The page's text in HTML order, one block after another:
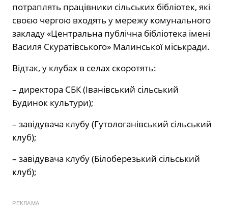
потраплять працівники сільських бібліотек, які
своєю чергою входять у мережу комунального
закладу «Центральна публічна бібліотека імені
Василя Скуратівського» Малинської міськради.
Відтак, у клубах в селах скоротять:
– директора СБК (Іванівський сільський
Будинок культури);
– завідувача клубу (Гутологанівський сільський
клуб);
– завідувача клубу (Білоберезький сільський
клуб);
РЕКЛАМА